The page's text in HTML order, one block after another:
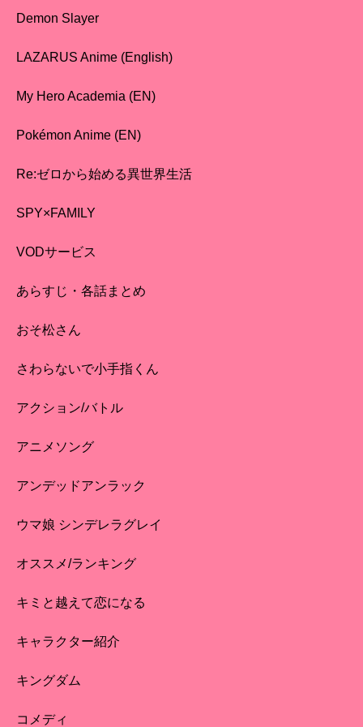
Demon Slayer
LAZARUS Anime (English)
My Hero Academia (EN)
Pokémon Anime (EN)
Re:ゼロから始める異世界生活
SPY×FAMILY
VODサービス
あらすじ・各話まとめ
おそ松さん
さわらないで小手指くん
アクション/バトル
アニメソング
アンデッドアンラック
ウマ娘 シンデレラグレイ
オススメ/ランキング
キミと越えて恋になる
キャラクター紹介
キングダム
コメディ